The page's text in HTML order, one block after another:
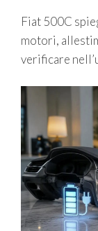
Fiat 500C
motori,
verificare